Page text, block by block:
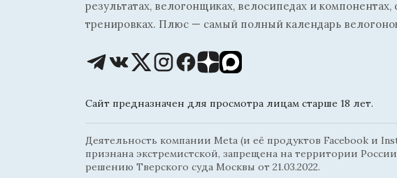
результатах, велогонщиках, велосипедах и
тренировках. Плюс — самый полный календарь
Сайт предназначен для просмотра лицам старше 18 лет.
Деятельность компании Meta (и её продуктов Facebook и
признана экстремистской, запрещена на территории
решению Тверского суда Москвы от 21.03.2022.